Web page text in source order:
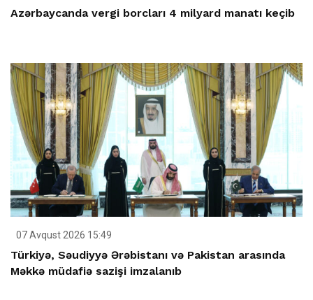
Azərbaycanda vergi borcları 4 milyard manatı keçib
07 Avqust 2026 15:49
Türkiyə, Səudiyyə Ərəbistanı və Pakistan arasında
Məkkə müdafiə sazişi imzalanıb